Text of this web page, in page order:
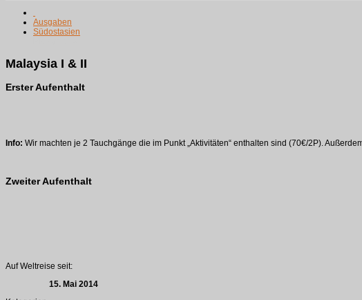
Ausgaben
Südostasien
Malaysia I & II
Erster Aufenthalt
Info: Wir machten je 2 Tauchgänge die im Punkt „Aktivitäten“ enthalten sind (70€/2P).
Zweiter Aufenthalt
Auf Weltreise seit:
15. Mai 2014